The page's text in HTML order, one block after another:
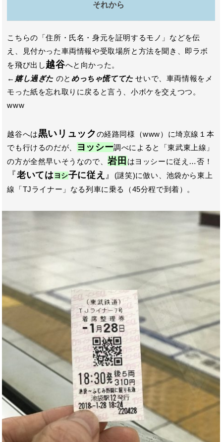
それから
こちらの「住所・氏名・身元を証明するモノ」などを伝
え、見付かった車両情報や受取場所と方法を聞き、即ラボ
を飛び出し越谷へと向かった。
← 嬉し過ぎた のと めっちゃ慌ててたせいで、車両情報をメ
モった紙を忘れ取りに戻ると言う、小ボケを交えつつ。
www
越谷へは黒いリュックの経路同様（www）に埼京線１本
でも行けるのだが、
ヨッシー調べによると「東武東上線」
の方が全然早いそうなので、岩田 はヨッシーに従え…否！
『老いては ヨシ子に従え 』
(謎笑)に倣い、池袋から東上
線「TJライナー」なる列車に乗る（45分程で到着）。